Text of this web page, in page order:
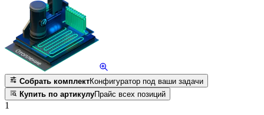
Собрать комплектКонфигуратор под ваши задачи
Купить по артикулуПрайс всех позиций
1